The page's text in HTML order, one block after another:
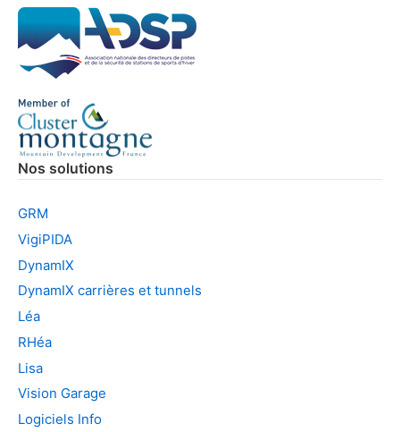
Nos solutions
GRM
VigiPIDA
DynamIX
DynamIX carrières et tunnels
Léa
RHéa
Lisa
Vision Garage
Logiciels Info